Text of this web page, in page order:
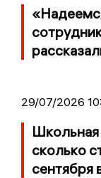
29/07/2026
Школьная
сколько
сентября